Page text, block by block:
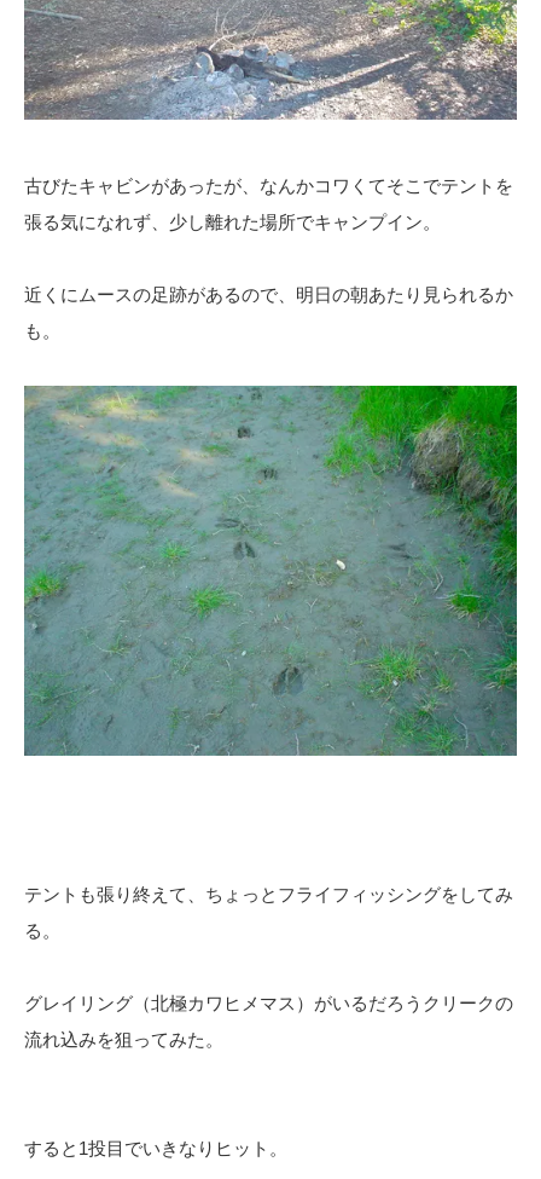
古びたキャビンがあったが、なんかコワくてそこでテントを
張る気になれず、少し離れた場所でキャンプイン。
近くにムースの足跡があるので、明日の朝あたり見られるか
も。
テントも張り終えて、ちょっとフライフィッシングをしてみ
る。
グレイリング（北極カワヒメマス）がいるだろうクリークの
流れ込みを狙ってみた。
すると1投目でいきなりヒット。